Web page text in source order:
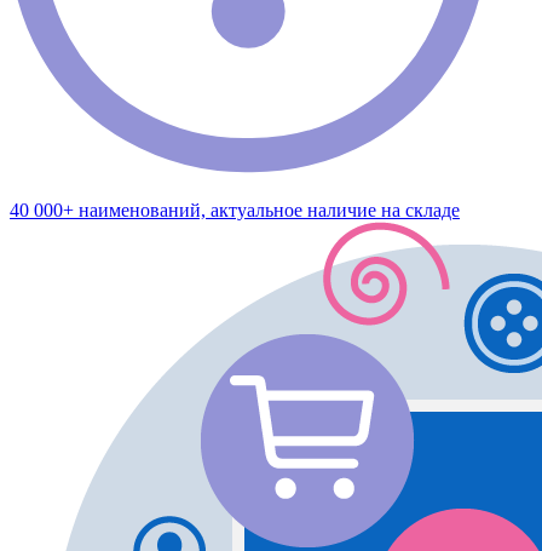
40 000+ наименований, актуальное наличие на складе